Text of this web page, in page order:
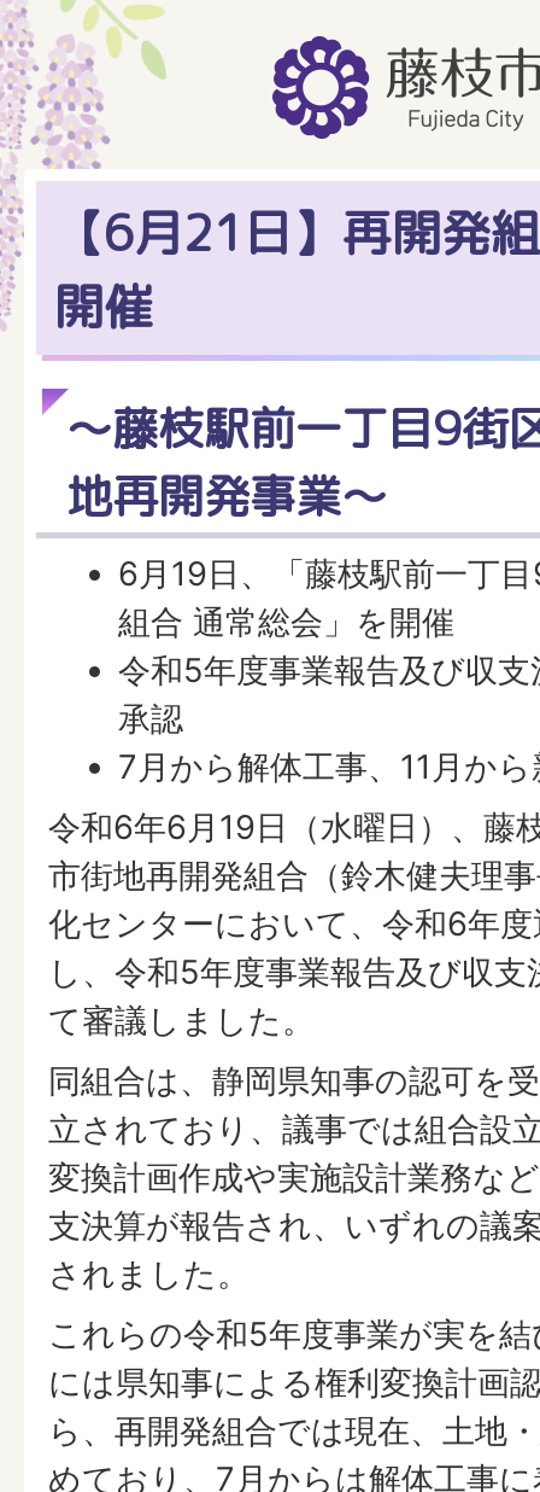
【6月21日】再開発
開催
～藤枝駅前一丁目9街
地再開発事業～
6月19日、「藤枝駅前一丁
組合 通常総会」を開催
令和5年度事業報告及び収
承認
7月から解体工事、11月か
令和6年6月19日（水曜日）、藤
市街地再開発組合（鈴木健夫理
化センターにおいて、令和6年
し、令和5年度事業報告及び収
て審議しました。
同組合は、静岡県知事の認可を
立されており、議事では組合設
変換計画作成や実施設計業務な
支決算が報告され、いずれの議
されました。
これらの令和5年度事業が実を
には県知事による権利変換計画
ら、再開発組合では現在、土地
めており、7月からは解体工事